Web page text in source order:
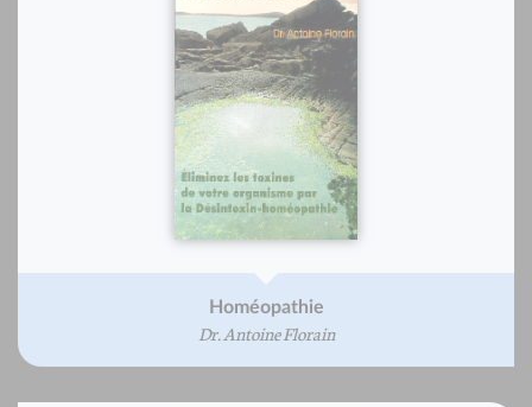
Homéopathie
Dr. Antoine Florain